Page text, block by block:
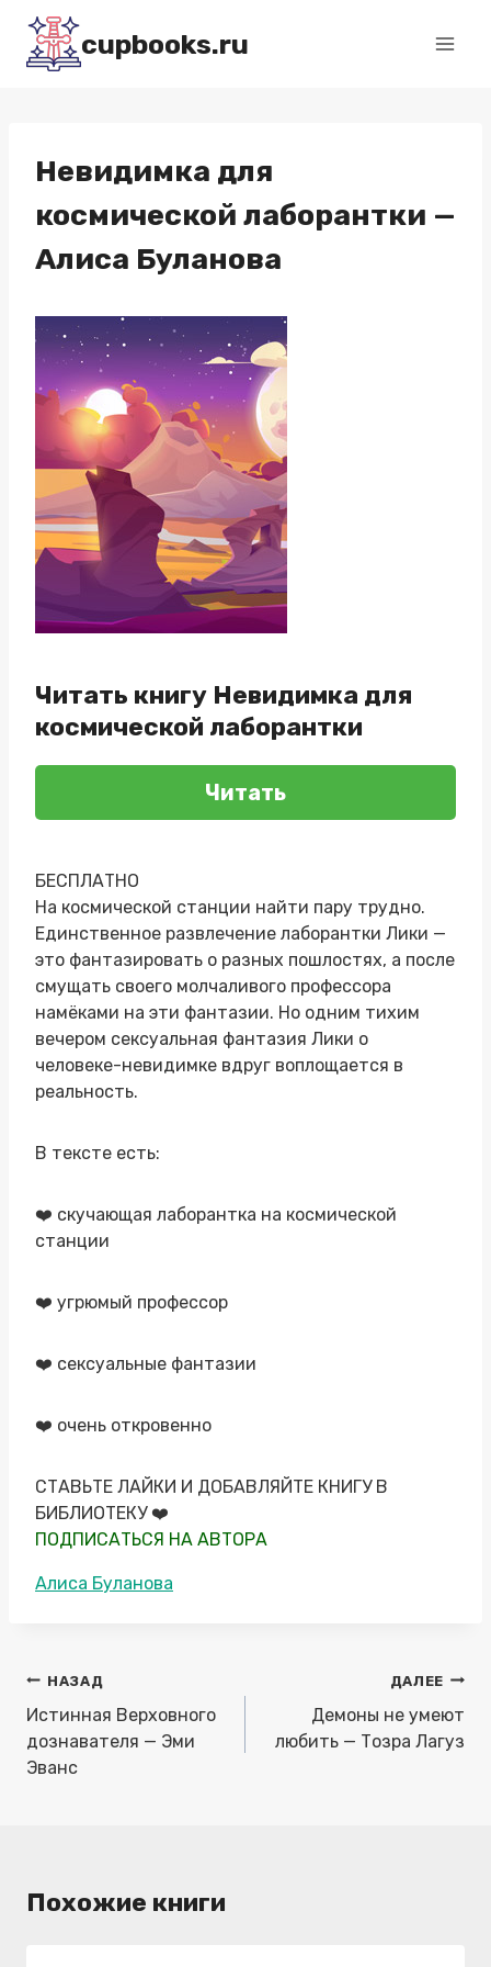
Перейти
содержимому
cupbooks.ru
Невидимка для
космической лаборантки —
Алиса Буланова
Читать книгу Невидимка для
космической лаборантки
Читать
БЕСПЛАТНО
На космической станции найти пару трудно.
Единственное развлечение лаборантки Лики —
это фантазировать о разных пошлостях, а после
смущать своего молчаливого профессора
намёками на эти фантазии. Но одним тихим
вечером сексуальная фантазия Лики о
человеке-невидимке вдруг воплощается в
реальность.
В тексте есть:
‍❤️‍ скучающая лаборантка на космической
станции
‍❤️‍ угрюмый профессор
‍❤️‍ сексуальные фантазии
‍❤️‍ очень откровенно
СТАВЬТЕ ЛАЙКИ И ДОБАВЛЯЙТЕ КНИГУ В
БИБЛИОТЕКУ ‍❤️‍
ПОДПИСАТЬСЯ НА АВТОРА
Метки
Алиса Буланова
Навигация
по
записям
НАЗАД
Истинная Верховного
дознавателя — Эми
Эванс
ДАЛЕЕ
Демоны не умеют
любить — Тозра Лагуз
Похожие книги